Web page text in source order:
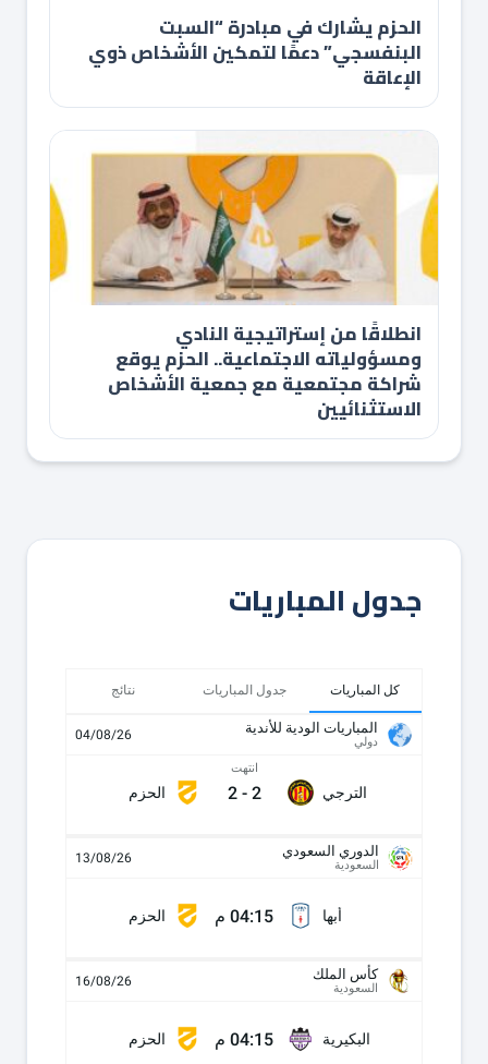
الحزم يشارك في مبادرة “السبت
البنفسجي” دعمًا لتمكين الأشخاص ذوي
الإعاقة
انطلاقًا من إستراتيجية النادي
ومسؤولياته الاجتماعية.. الحزم يوقع
شراكة مجتمعية مع جمعية الأشخاص
الاستثنائيين
جدول المباريات
كل المباريات جدول المباريات نتائج
المباريات الودية للأندية
دولي 04/08/26
الترجي
انتهت
2
-
2 الحزم
الدوري السعودي
السعودية 13/08/26
أبها 04:15 م الحزم
كأس الملك
السعودية 16/08/26
البكيرية 04:15 م الحزم